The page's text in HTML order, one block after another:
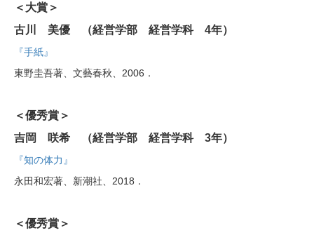
＜大賞＞
古川 美優 （経営学部 経営学科 4年）
『手紙』
東野圭吾著、文藝春秋、2006．
＜優秀賞＞
吉岡 咲希 （経営学部 経営学科 3年）
『知の体力』
永田和宏著、新潮社、2018．
＜優秀賞＞